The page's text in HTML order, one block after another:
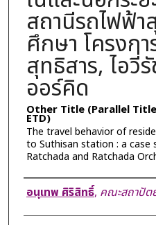
สถานีรถไฟฟ้
ศึกษา โครงกา
สุทธิสาร, ไอวี่
ออร์คิด
Other Title (Parallel
ETD)
The travel behavior of
to Suthisan station : a case
Ratchada and Ratchada
Author
อนุเทพ ศิริสิทธิ์, คณะสถาปัต